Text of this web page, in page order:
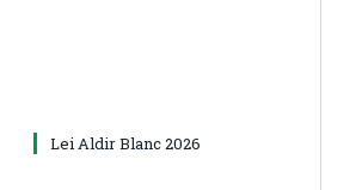
Lei Aldir Blanc 2026